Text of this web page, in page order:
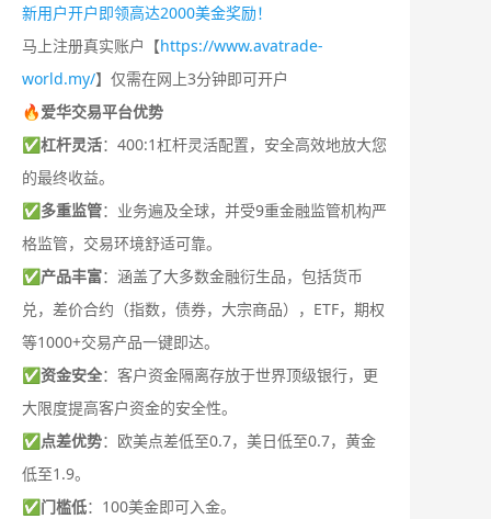
新用户开户即领高达2000美金奖励！
马上注册真实账户【https://www.avatrade-
world.my/】仅需在网上3分钟即可开户
🔥爱华交易平台优势
✅杠杆灵活：400:1杠杆灵活配置，安全高效地放大您
的最终收益。
✅多重监管：业务遍及全球，并受9重金融监管机构严
格监管，交易环境舒适可靠。
✅产品丰富：涵盖了大多数金融衍生品，包括货币
兑，差价合约（指数，债券，大宗商品），ETF，期权
等1000+交易产品一键即达。
✅资金安全：客户资金隔离存放于世界顶级银行，更
大限度提高客户资金的安全性。
✅点差优势：欧美点差低至0.7，美日低至0.7，黄金
低至1.9。
✅门槛低：100美金即可入金。